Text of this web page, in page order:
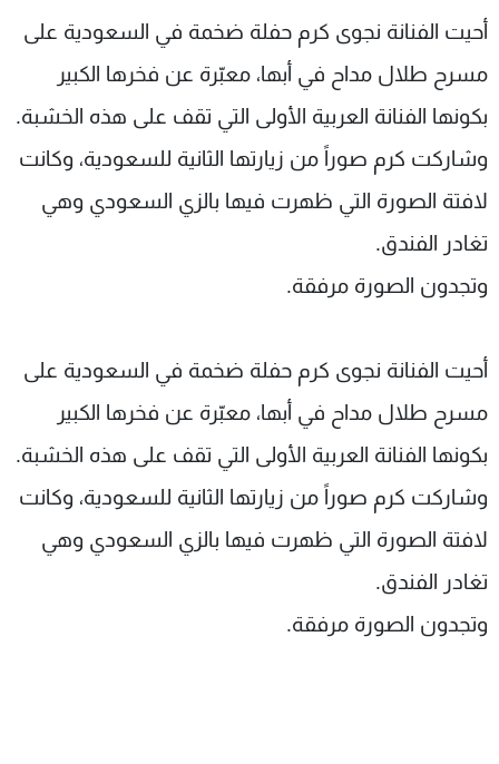
أحيت الفنانة نجوى كرم حفلة ضخمة في السعودية على
مسرح طلال مداح في أبها، معبّرة عن فخرها الكبير
بكونها الفنانة العربية الأولى التي تقف على هذه الخشبة.
وشاركت كرم صوراً من زيارتها الثانية للسعودية، وكانت
لافتة الصورة التي ظهرت فيها بالزي السعودي وهي
تغادر الفندق.
وتجدون الصورة مرفقة.
أحيت الفنانة نجوى كرم حفلة ضخمة في السعودية على
مسرح طلال مداح في أبها، معبّرة عن فخرها الكبير
بكونها الفنانة العربية الأولى التي تقف على هذه الخشبة.
وشاركت كرم صوراً من زيارتها الثانية للسعودية، وكانت
لافتة الصورة التي ظهرت فيها بالزي السعودي وهي
تغادر الفندق.
وتجدون الصورة مرفقة.
شاهد البرامج
عن MTV
الإنـتـاج
لاعلاناتكم
وظائف
تواصل معنا
شروط الإسـتخدام
سياسة الخصوصية